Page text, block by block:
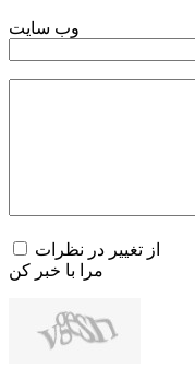
وب سایت
از تغییر در نظرات
مرا با خبر کن